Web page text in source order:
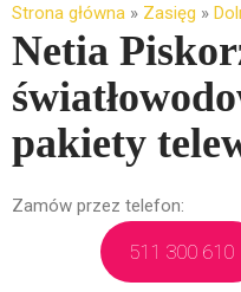
Strona główna » Zasięg »
Netia
pakiety
Zamów przez telefon:
511 300 610